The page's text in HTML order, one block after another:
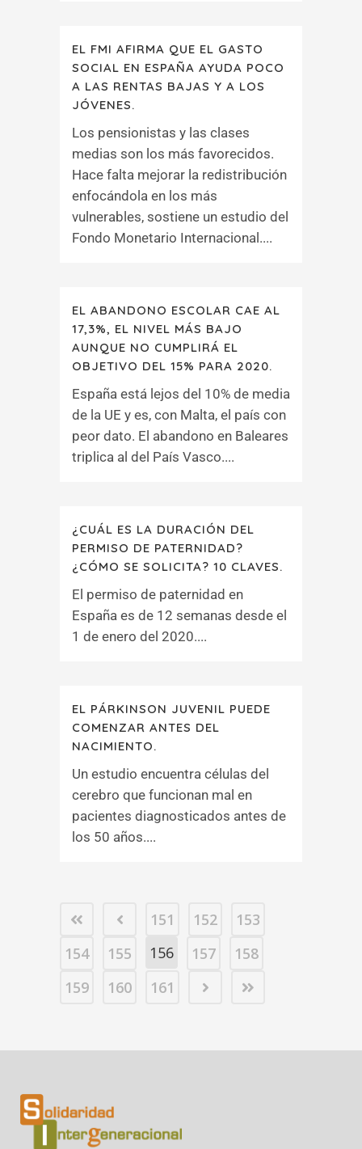
EL FMI AFIRMA QUE EL GASTO
SOCIAL EN ESPAÑA AYUDA POCO
A LAS RENTAS BAJAS Y A LOS
JÓVENES.
Los pensionistas y las clases
medias son los más favorecidos.
Hace falta mejorar la redistribución
enfocándola en los más
vulnerables, sostiene un estudio del
Fondo Monetario Internacional....
EL ABANDONO ESCOLAR CAE AL
17,3%, EL NIVEL MÁS BAJO
AUNQUE NO CUMPLIRÁ EL
OBJETIVO DEL 15% PARA 2020.
España está lejos del 10% de media
de la UE y es, con Malta, el país con
peor dato. El abandono en Baleares
triplica al del País Vasco....
¿CUÁL ES LA DURACIÓN DEL
PERMISO DE PATERNIDAD?
¿CÓMO SE SOLICITA? 10 CLAVES.
El permiso de paternidad en
España es de 12 semanas desde el
1 de enero del 2020....
EL PÁRKINSON JUVENIL PUEDE
COMENZAR ANTES DEL
NACIMIENTO.
Un estudio encuentra células del
cerebro que funcionan mal en
pacientes diagnosticados antes de
los 50 años....
151 152
153
154
155 156 157
158
159
160 161